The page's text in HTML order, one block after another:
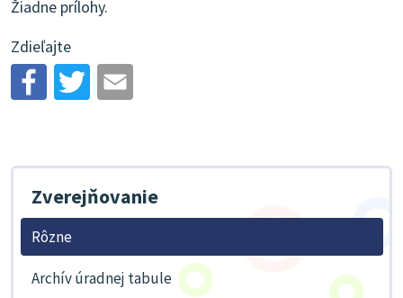
Žiadne prílohy.
Zdieľajte
Zverejňovanie
Rôzne
Archív úradnej tabule